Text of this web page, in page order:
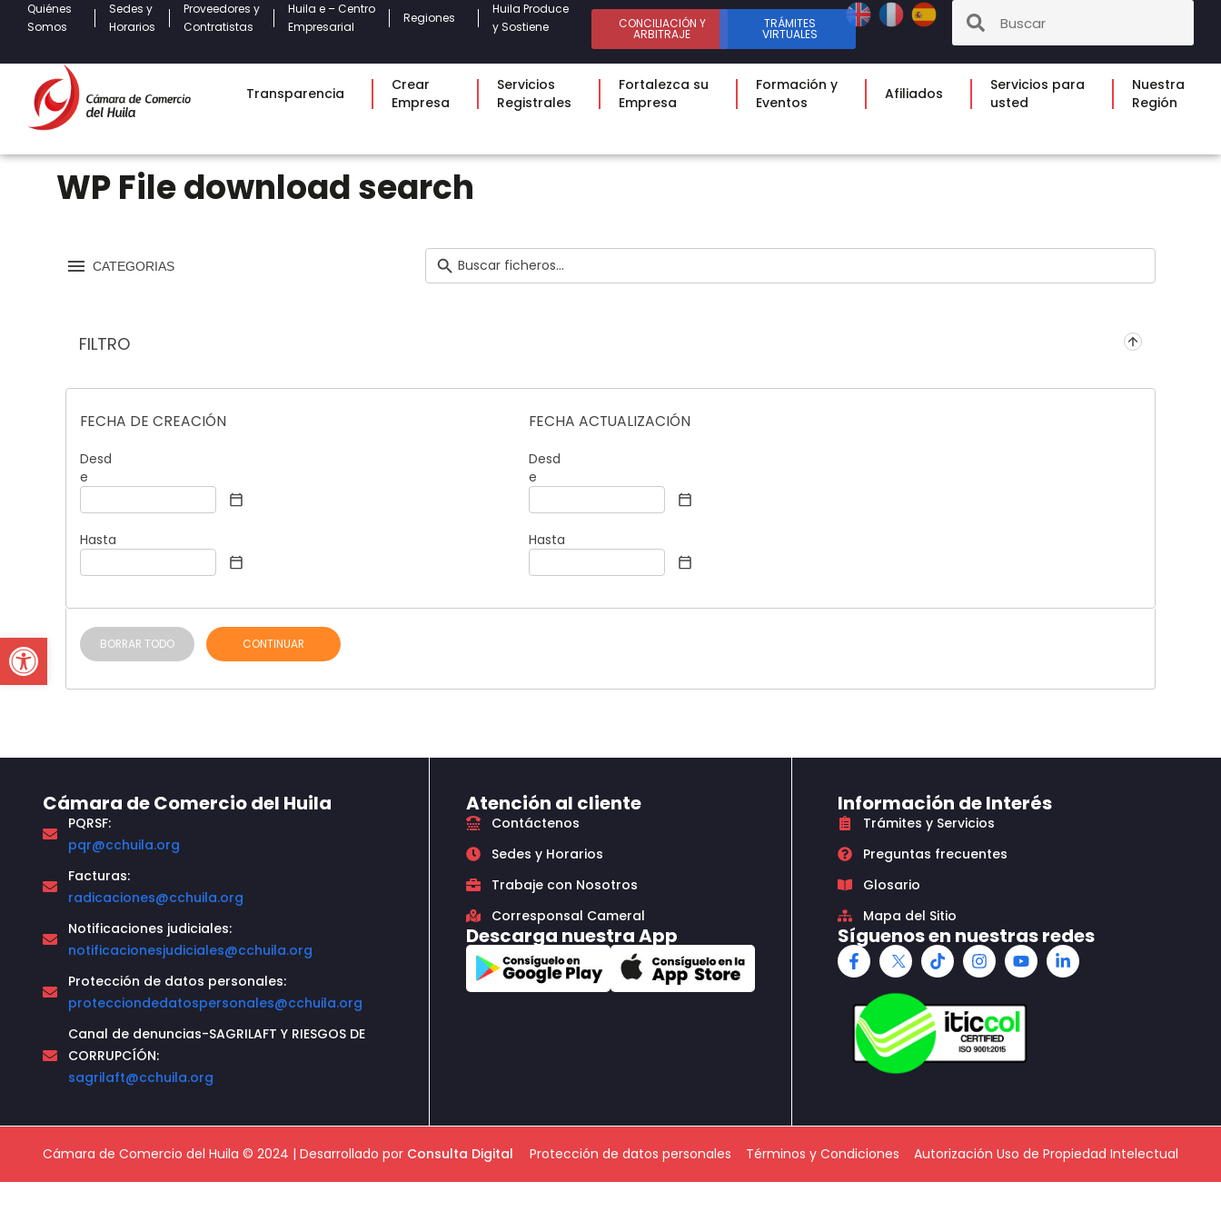
Open toolbar
Quiénes
Somos
Sedes y
Horarios
Proveedores y
Contratistas
Huila e – Centro
Empresarial
Regiones
Huila Produce
y Sostiene
CONCILIACIÓN Y
ARBITRAJE
TRÁMITES
VIRTUALES
Transparencia
Crear
Empresa
Servicios
Registrales
Fortalezca su
Empresa
Formación y
Eventos
Afiliados
Servicios para
usted
Nuestra
Región
WP File download search
CATEGORIAS
FILTRO
FECHA DE CREACIÓN
Desd
e
Hasta
FECHA ACTUALIZACIÓN
Desd
e
Hasta
BORRAR TODO CONTINUAR
Cámara de Comercio del Huila
PQRSF:
pqr@cchuila.org
Facturas:
radicaciones@cchuila.org
Notificaciones judiciales:
notificacionesjudiciales@cchuila.org
Protección de datos personales:
protecciondedatospersonales@cchuila.org
Canal de denuncias-SAGRILAFT Y RIESGOS DE
CORRUPCÍÓN:
sagrilaft@cchuila.org
Atención al cliente
Contáctenos
Sedes y Horarios
Trabaje con Nosotros
Corresponsal Cameral
Descarga nuestra App
Información de Interés
Trámites y Servicios
Preguntas frecuentes
Glosario
Mapa del Sitio
Síguenos en nuestras redes
Cámara de Comercio del Huila © 2024 | Desarrollado por Consulta Digital Protección de datos personales Términos y Condiciones Autorización Uso de Propiedad Intelectual